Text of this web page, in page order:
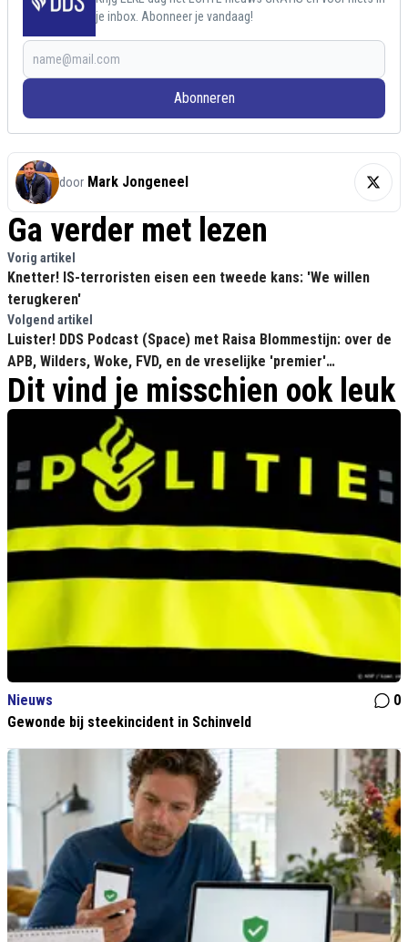
je inbox. Abonneer je vandaag!
Abonneren
door Mark Jongeneel
Ga verder met lezen
Vorig artikel
Knetter! IS-terroristen eisen een tweede kans: 'We willen
terugkeren'
Volgend artikel
Luister! DDS Podcast (Space) met Raisa Blommestijn: over de
APB, Wilders, Woke, FVD, en de vreselijke 'premier'
Timmermans
Dit vind je misschien ook leuk
Nieuws
0
Gewonde bij steekincident in Schinveld